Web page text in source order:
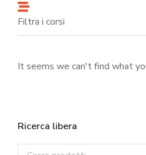
Filtra i corsi
It seems we can't find what
Ricerca libera